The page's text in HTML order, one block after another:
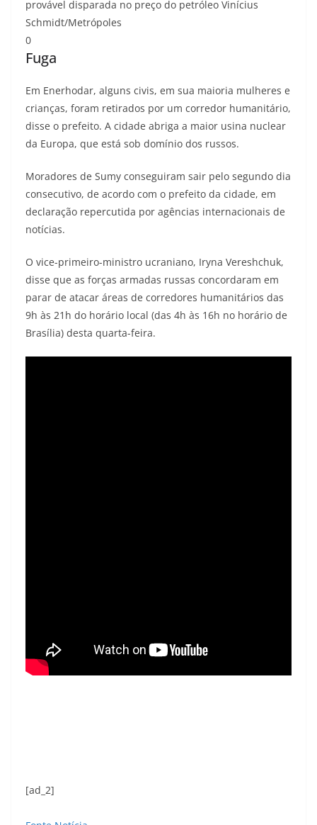
provável disparada no preço do petróleo Vinícius
Schmidt/Metrópoles
0
Fuga
Em Enerhodar, alguns civis, em sua maioria mulheres e
crianças, foram retirados por um corredor humanitário,
disse o prefeito. A cidade abriga a maior usina nuclear
da Europa, que está sob domínio dos russos.
Moradores de Sumy conseguiram sair pelo segundo dia
consecutivo, de acordo com o prefeito da cidade, em
declaração repercutida por agências internacionais de
notícias.
O vice-primeiro-ministro ucraniano, Iryna Vereshchuk,
disse que as forças armadas russas concordaram em
parar de atacar áreas de corredores humanitários das
9h às 21h do horário local (das 4h às 16h no horário de
Brasília) desta quarta-feira.
[ad_2]